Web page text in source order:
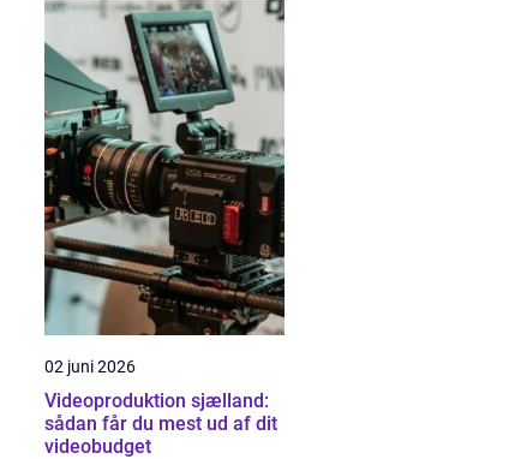
02 juni 2026
Videoproduktion sjælland:
sådan får du mest ud af dit
videobudget